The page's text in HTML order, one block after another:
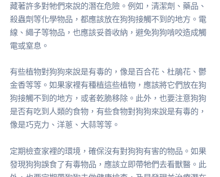
藏著許多對牠們來說的潛在危險。例如，清潔劑、藥品、
殺蟲劑等化學物品，都應該放在狗狗接觸不到的地方。電
線、繩子等物品，也應該妥善收納，避免狗狗啃咬造成觸
電或窒息。
有些植物對狗狗來說是有毒的，像是百合花、杜鵑花、鬱
金香等等。如果家裡有種植這些植物，應該將它們放在狗
狗接觸不到的地方，或者乾脆移除。此外，也要注意狗狗
是否有吃到人類的食物，有些食物對狗狗來說是有毒的，
像是巧克力、洋蔥、大蒜等等。
定期檢查家裡的環境，確保沒有對狗狗有害的物品。如果
發現狗狗誤食了有毒物品，應該立即帶牠們去看獸醫。此